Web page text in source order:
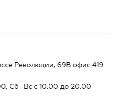
Революции, 69В офис 419
Сб–Вс с 10:00 до 20:00